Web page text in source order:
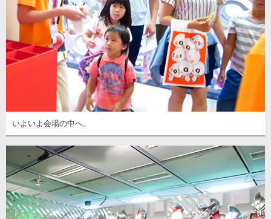
いよいよ会場の中へ。